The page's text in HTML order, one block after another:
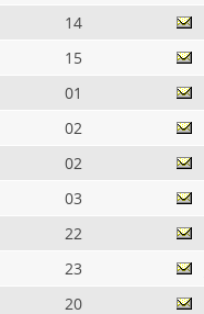
14
15
01
02
02
03
22
23
20